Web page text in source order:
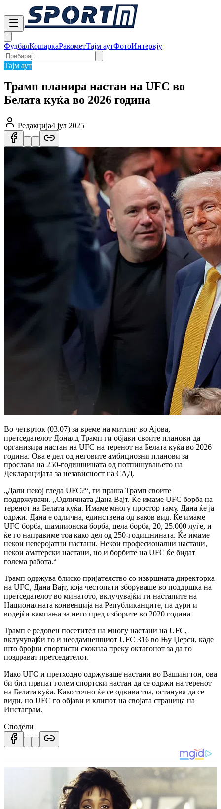
ФудбалКошаркаРакометТајм аутФотоИнтервју
Тајм аут
Трамп планира настан на UFC во
Белата куќа во 2026 година
Редакција4 јул 2025
Во четврток (03.07) за време на митинг во Ајова,
претседателот Доналд Трамп ги објави своите планови да
организира настан на UFC на теренот на Белата куќа во 2026
година. Ова е дел од неговите амбициозни планови за
прослава на 250-годишнината од потпишувањето на
Декларацијата за независност на САД.
„Дали некој гледа UFC?“, ги праша Трамп своите
поддржувачи. „Одличната Дана Вајт. Ќе имаме UFC борба на
теренот на Белата куќа. Имаме многу простор таму. Дана ќе ја
одржи. Дана е одлична, единствена од ваков вид. Ќе имаме
UFC борба, шампионска борба, цела борба, 20, 25.000 луѓе, и
ќе го направиме тоа како дел од 250-годишнината. Ќе имаме
некои неверојатни настани. Некои професионални настани,
некои аматерски настани, но и борбите на UFC ќе бидат
голема работа.“
Трамп одржува блиско пријателство со извршната директорка
на UFC, Дана Вајт, која честопати зборуваше во поддршка на
претседателот во минатото, вклучувајќи ги настапите на
Националната конвенција на Републиканците, па дури и
водејќи кампања за него пред изборите во 2020 година.
Трамп е редовен посетител на многу настани на UFC,
вклучувајќи го и неодамнешниот UFC 316 во Њу Џерси, каде
што бројни спортисти скокнаа преку октагонот за да го
поздрават претседателот.
Иако UFC и претходно одржуваше настани во Вашингтон, ова
би бил првпат голем спортски настан да се одржи на теренот
на Белата куќа. Како точно ќе се одвива тоа, останува да се
види, но UFC го објави и клипот на својата страница на
Инстаграм.
Сподели